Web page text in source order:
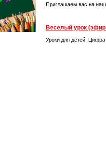
Приглашаем вас на
Веселый урок (эфир
Уроки для детей. Цифра